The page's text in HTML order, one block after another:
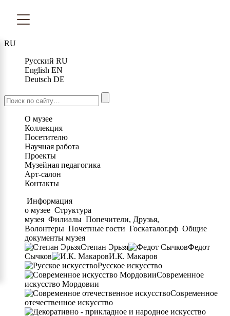
RU
Русский RU
English EN
Deutsch DE
О музее
Коллекция
Посетителю
Научная работа
Проекты
Музейная педагогика
Арт-салон
Контакты
Информация
о музее Структура
музея Филиалы Попечители, Друзья,
Волонтеры Почетные гости Госкаталог.рф Общие
документы музея
Степан Эрьзя
Федот
Сычков
И.К. Макаров
Русское искусство
Современное
искусство Мордовии
Современное
отечественное искусство